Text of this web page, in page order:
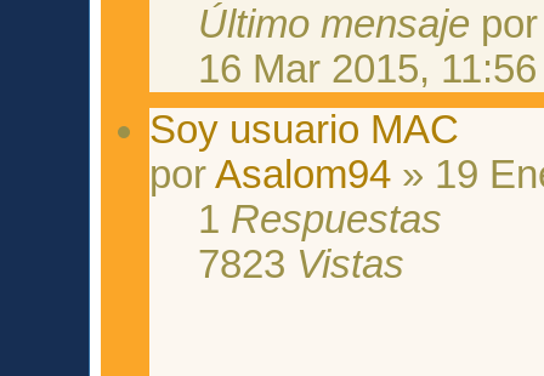
Último mensaje
16 Mar 2015, 11:56
Soy usuario MAC
porAsalom94 » 19
1 Respuestas
7823 Vistas